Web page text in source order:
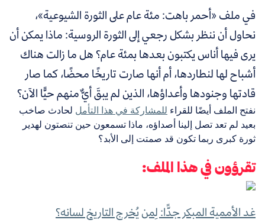
في ملف «أحمر باهت: مئة عام على الثورة الشيوعية»،
نحاول أن ننظر بشكل رجعي إلى الثورة الروسية: ماذا يمكن أن
يرى فيها أناس يكتبون بعدها بمئة عام؟ هل ما زالت هناك
أشباح لها لنطاردها، أم أنها صارت تاريخًا محضًا، كما صار
قادتها وجنودها وأعداؤها، الذين لم يبقَ أيٌّ منهم حيًّا الآن؟
نفتح الملف أيضًا للقراءللمشاركة في هذا التأمل لحادث صاخب
بعيد لم تعد تصل إلينا أصداؤه، ماذا تسمعون حين تنصتون لهدير
ثورة كبرى ربما تكون قد صمتت إلى الأبد؟
تقرؤون في هذا الملف:
غد الأممية المبكر جدًّا: لِمن يُخرج التاريخ لسانه؟